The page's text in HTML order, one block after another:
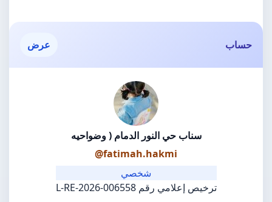
حساب عرض
سناب حي النور الدمام ( وضواحيه
@fatimah.hakmi
شخصي
ترخيص إعلامي رقم L-RE-2026-006558